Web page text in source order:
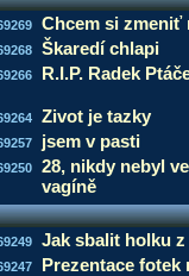
Chcem si zmeniť
Škaredí chlapi
R.I.P. Radek
Zivot je tazky
jsem v pasti
28, nikdy nebyl
vagíně
Jak sbalit holku z
Prezentace fotek